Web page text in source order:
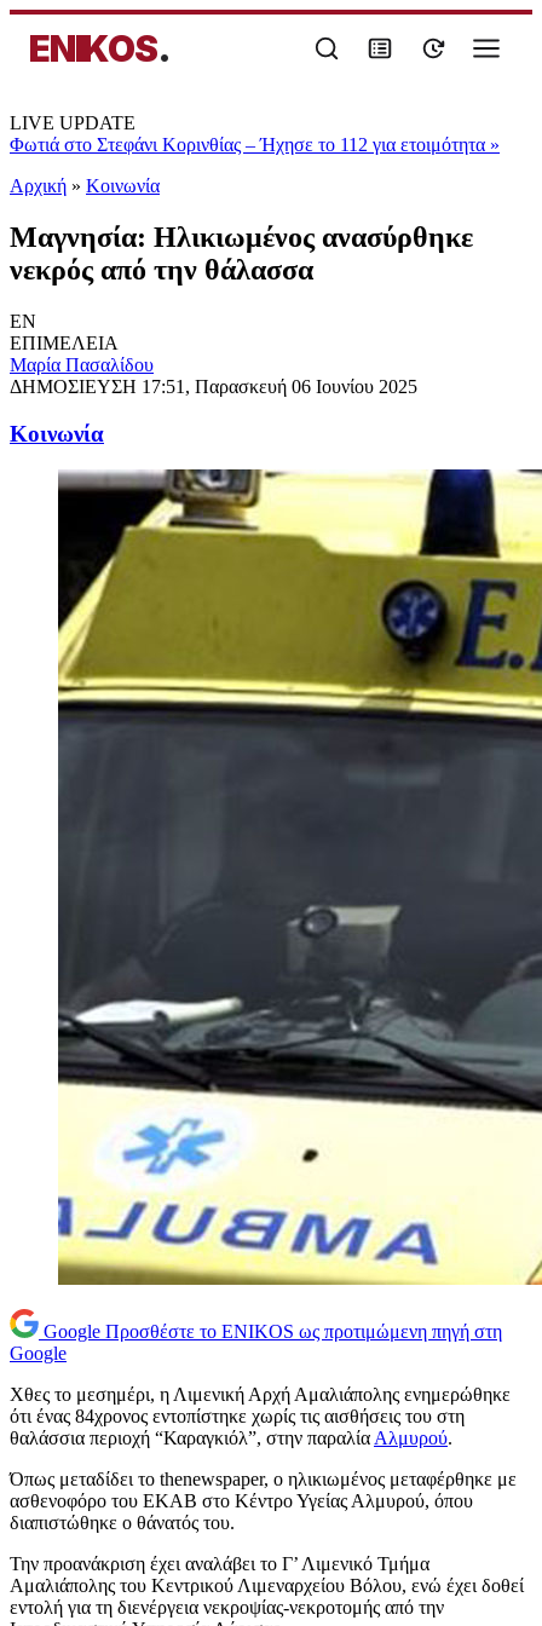
ENIKOS.
LIVE UPDATE
Φωτιά στο Στεφάνι Κορινθίας – Ήχησε το 112 για ετοιμότητα »
Αρχική » Κοινωνία
Μαγνησία: Ηλικιωμένος ανασύρθηκε
νεκρός από την θάλασσα
EN
ΕΠΙΜΕΛΕΙΑ
Μαρία Πασαλίδου
ΔΗΜΟΣΙΕΥΣΗ 17:51, Παρασκευή 06 Ιουνίου 2025
Κοινωνία
Google Προσθέστε το ENIKOS ως προτιμώμενη πηγή στη
Google
Χθες το μεσημέρι, η Λιμενική Αρχή Αμαλιάπολης ενημερώθηκε
ότι ένας 84χρονος εντοπίστηκε χωρίς τις αισθήσεις του στη
θαλάσσια περιοχή “Καραγκιόλ”, στην παραλία Αλμυρού.
Όπως μεταδίδει το thenewspaper, o ηλικιωμένος μεταφέρθηκε με
ασθενοφόρο του ΕΚΑΒ στο Κέντρο Υγείας Αλμυρού, όπου
διαπιστώθηκε ο θάνατός του.
Την προανάκριση έχει αναλάβει το Γ’ Λιμενικό Τμήμα
Αμαλιάπολης του Κεντρικού Λιμεναρχείου Βόλου, ενώ έχει δοθεί
εντολή για τη διενέργεια νεκροψίας-νεκροτομής από την